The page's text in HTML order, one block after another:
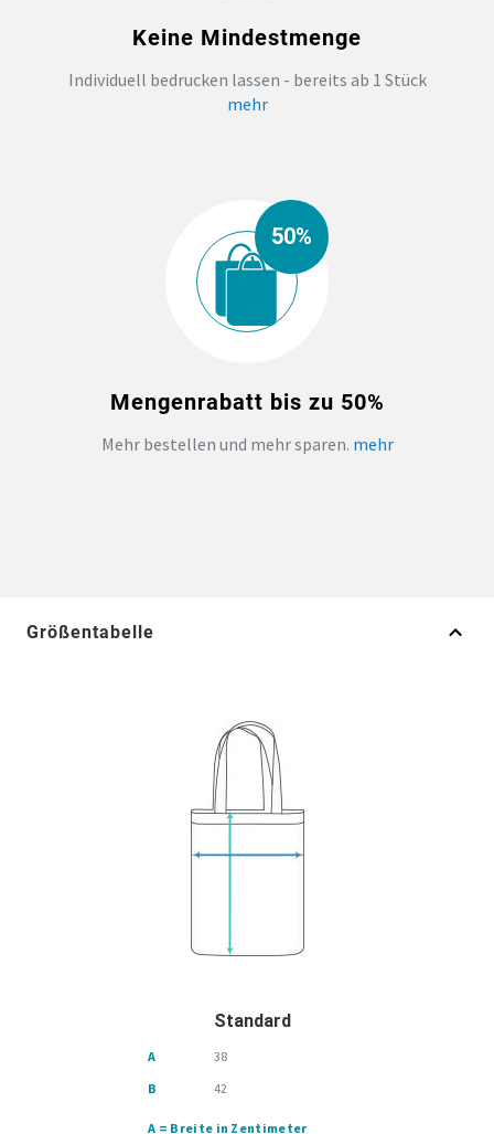
Keine Mindestmenge
Individuell bedrucken lassen - bereits ab 1 Stück
mehr
50%
Mengenrabatt bis zu 50%
Mehr bestellen und mehr sparen. mehr
Größentabelle
Standard
A
38
B
42
A = Breite in Zentimeter